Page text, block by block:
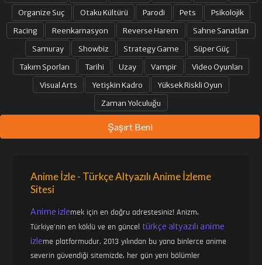
Organize Suç
Otaku Kültürü Parodi Pets
Psikolojik
Racing
Reenkarnasyon Reverse Harem
Sahne Sanatları
Samuray
Showbiz Strategy Game
Süper Güç
Takım Sporları
Tarihi Uzay Vampir
Video Oyunları
Visual Arts
Yetişkin Kadro
Yüksek Riskli Oyun
Zaman Yolculuğu
Şaşırt Beni
Anime İzle - Türkçe Altyazılı Anime İzleme
Sitesi
Anime izlemek için en doğru adrestesiniz! Anizm,
Türkiye'nin en köklü ve en günceltürkçe altyazılı anime
izleme platformudur. 2013 yılından bu yana binlerce anime
severin güvendiği sitemizde, her gün yeni bölümler